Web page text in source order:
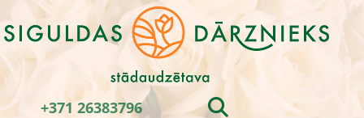
+371 26383796